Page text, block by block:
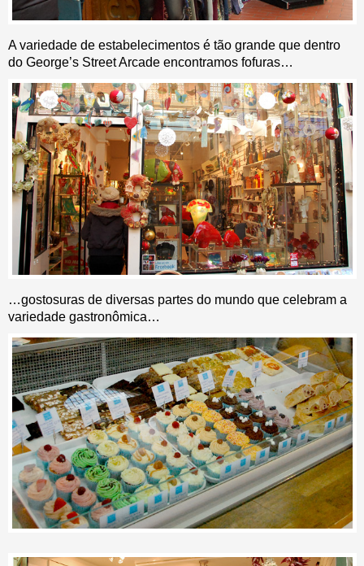
A variedade de estabelecimentos é tão grande que dentro
do George’s Street Arcade encontramos fofuras…
…gostosuras de diversas partes do mundo que celebram a
variedade gastronômica…